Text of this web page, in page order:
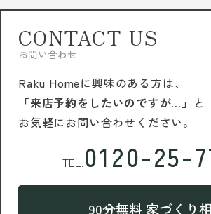
CONTACT US
お問い合わせ
Raku Homeに興味のある方は、
「来店予約をしたいのですが…」 と
お気軽にお問い合わせください。
TEL.0120-25-
90分無料 家づくり